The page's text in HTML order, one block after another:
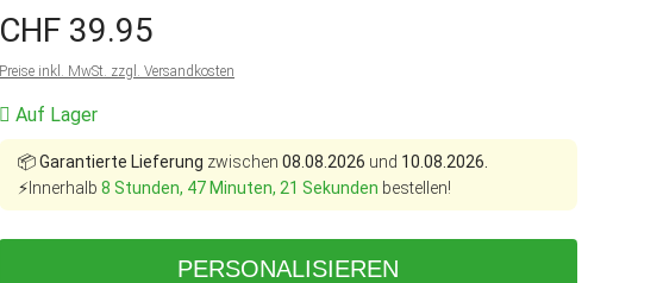
CHF 39.95
Preise inkl. MwSt. zzgl. Versandkosten
Auf Lager
📦Garantierte Lieferung zwischen 08.08.2026 und 10.08.2026.
⚡Innerhalb 8 Stunden, 47 Minuten, 20 Sekunden bestellen!
PERSONALISIEREN